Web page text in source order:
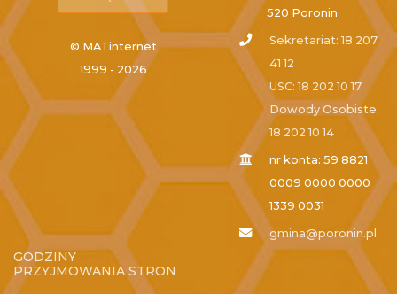
© MATinternet
1999 - 2026
520 Poronin
Sekretariat: 18 207
41 12
USC: 18 202 10 17
Dowody Osobiste:
18 202 10 14
nr konta: 59 8821
0009 0000 0000
1339 0031
gmina@poronin.pl
GODZINY
PRZYJMOWANIA STRON